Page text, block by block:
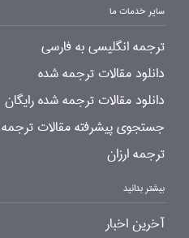
سایر خدمات ما
ترجمه انگلیسی به فارسی
دانلود مقالات ترجمه شده
دانلود مقالات ترجمه شده رایگان
جستجوی پیشرفته مقالات
ترجمه ارزان
بیشتر بدانید
آخرین اخبار